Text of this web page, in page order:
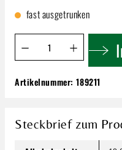
fast ausgetrunken
Produkt Anzahl: Gib
Von Winning
41,99 €
Artikelnummer:189211
Steckbrief zum